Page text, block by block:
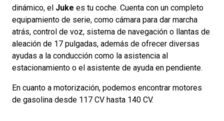
dinámico, el Juke es tu coche. Cuenta con un completo
equipamiento de serie, como cámara para dar marcha
atrás, control de voz, sistema de navegación o llantas de
aleación de 17 pulgadas, además de ofrecer diversas
ayudas a la conducción como la asistencia al
estacionamiento o el asistente de ayuda en pendiente.
En cuanto a motorización, podemos encontrar motores
de gasolina desde 117 CV hasta 140 CV.